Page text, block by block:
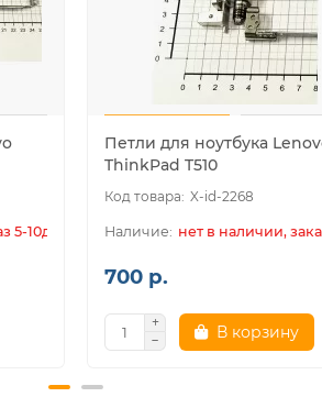
5-10дн.
Петли для ноутбука
ThinkPad T510
X-id-2268
нет в наличии,
700 р.
В корзину